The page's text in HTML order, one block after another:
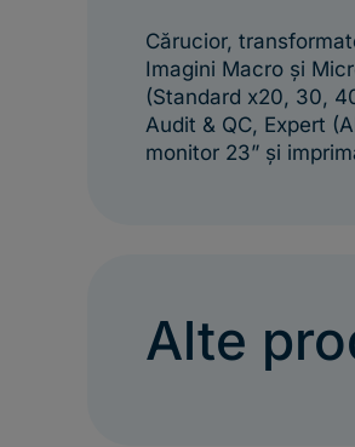
Cărucior,
Imagini Macro și
(Standard x20, 30,
Audit & QC, Expert
monitor 23” și
Alte